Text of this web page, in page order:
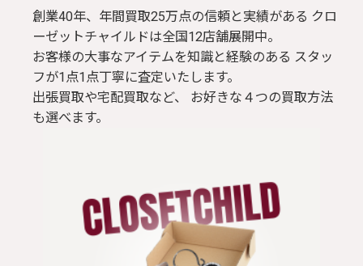
創業40年、年間買取25万点の信頼と実績がある クロ
ーゼットチャイルドは全国12店舗展開中。
お客様の大事なアイテムを知識と経験のある スタッ
フが1点1点丁寧に査定いたします。
出張買取や宅配買取など、 お好きな４つの買取方法
も選べます。